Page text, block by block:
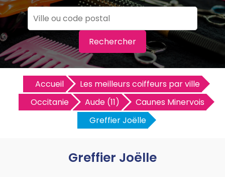
Rechercher
Accueil
Les meilleurs coiffeurs par ville
Occitanie
Aude (11)
Caunes Minervois
Greffier Joëlle
Greffier Joëlle